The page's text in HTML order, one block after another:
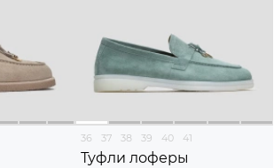
36 37 38 39 40 41
Туфли лоферы